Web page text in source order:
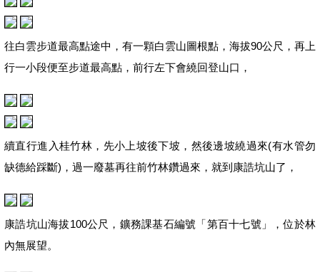
往白雲步道最高點途中，有一顆白雲山圖根點，海拔90公尺，再上
行一小段便至步道最高點，前行左下會繞回登山口，
續直行進入桂竹林，先小上坡後下坡，然後邊坡繞過來(有水管勿
缺德給踩斷)，過一廢墓再往前竹林鑽過來，就到康誥坑山了，
康誥坑山海拔100公尺，鑛務課基石編號「第百十七號」，位於林
內無展望。